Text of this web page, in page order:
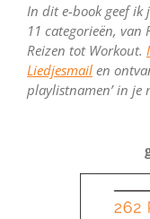
In dit e-book geef ik
11 categorieën, van
Reizen tot Workout.
Liedjesmail en
playlistnamen’ in je